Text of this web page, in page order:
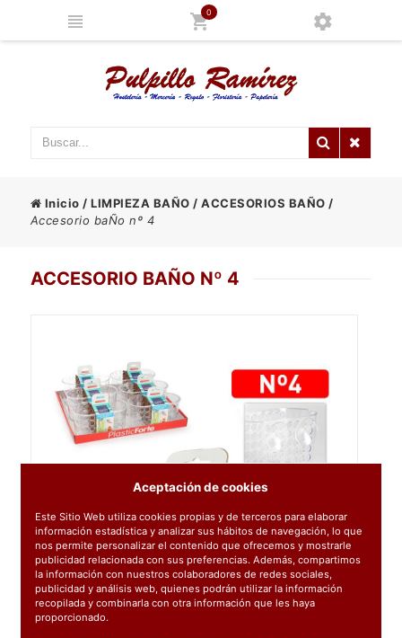
0
Inicio /LIMPIEZA BAÑO /ACCESORIOS BAÑO /
Accesorio baÑo nº 4
ACCESORIO BAÑO Nº 4
Aceptación de cookies
Este Sitio Web utiliza cookies propias y de terceros para elaborar
información estadística y analizar sus hábitos de navegación, lo que
nos permite personalizar el contenido que ofrecemos y mostrarle
publicidad relacionada con sus preferencias. Además, compartimos
la información con nuestros colaboradores de redes sociales,
publicidad y análisis web, quienes podrán utilizar la información
recopilada y combinarla con otra información que les haya
proporcionado.